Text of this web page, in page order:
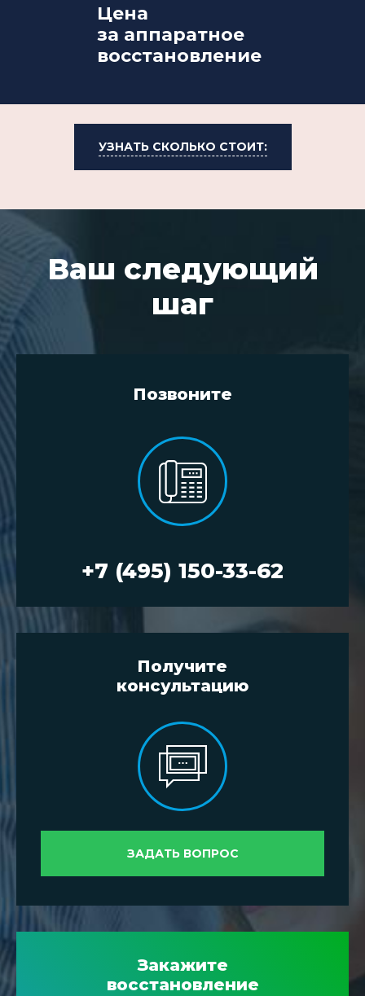
Цена
за аппаратное
восстановление
УЗНАТЬ СКОЛЬКО СТОИТ:
Ваш следующий
шаг
Позвоните
+7 (495) 150-33-62
Получите
консультацию
ЗАДАТЬ ВОПРОС
Закажите
восстановление